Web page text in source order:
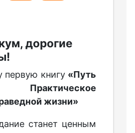
дорогие
первую книгу «Путь
Практическое
жизни»
станет ценным